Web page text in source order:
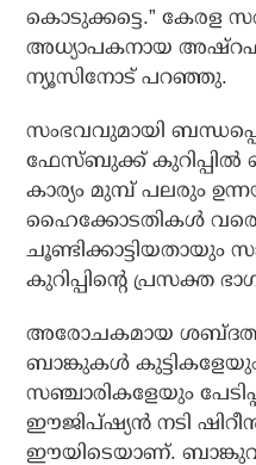
കൊടുക്കട്ടെ.” കേരള
അധ്യാപകനായ
ന്യൂസിനോട് പറഞ്ഞു.
സംഭവവുമായി
ഫേസ്ബുക്ക് കുറിപ്പില്‍
കാര്യം മുമ്പ് പലരും
ഹൈക്കോടതികള്‍ വരെ
ചൂണ്ടിക്കാട്ടിയതായും
കുറിപ്പിന്റെ പ്രസക്ത
അരോചകമായ
ബാങ്കുകള്‍
സഞ്ചാരികളേയും
ഈജിപ്ഷ്യന്‍ നടി
ഈയിടെയാണ്.